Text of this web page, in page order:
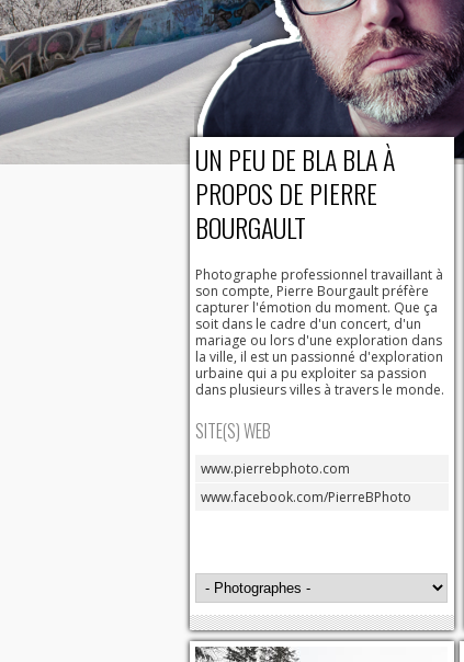
UN PEU DE BLA BLA À
PROPOS DE PIERRE
BOURGAULT
Photographe professionnel travaillant à
son compte, Pierre Bourgault préfère
capturer l'émotion du moment. Que ça
soit dans le cadre d'un concert, d'un
mariage ou lors d'une exploration dans
la ville, il est un passionné d'exploration
urbaine qui a pu exploiter sa passion
dans plusieurs villes à travers le monde.
SITE(S) WEB
www.pierrebphoto.com
www.facebook.com/PierreBPhoto